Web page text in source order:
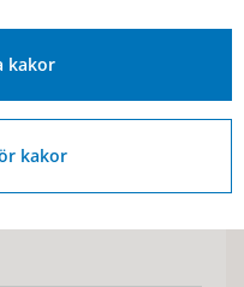
undersökning som
av kommunen.
kakor
kakor